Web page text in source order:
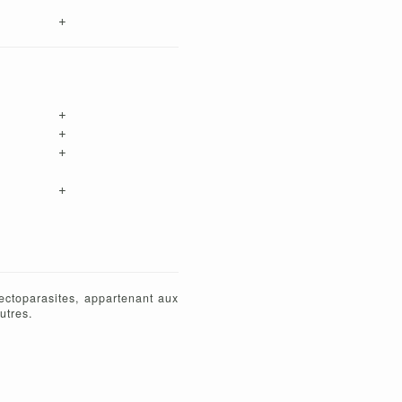
+
+
+
+
+
appartenant aux